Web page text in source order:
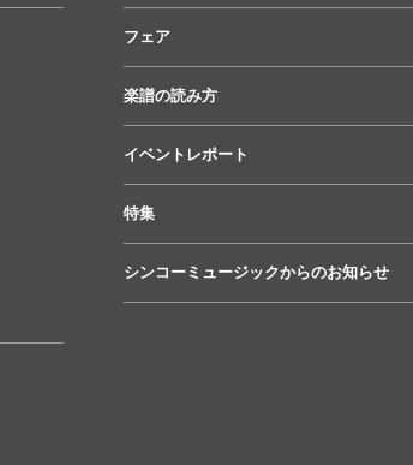
フェア
楽譜の読み方
イベントレポート
特集
シンコーミュージックからのお知らせ